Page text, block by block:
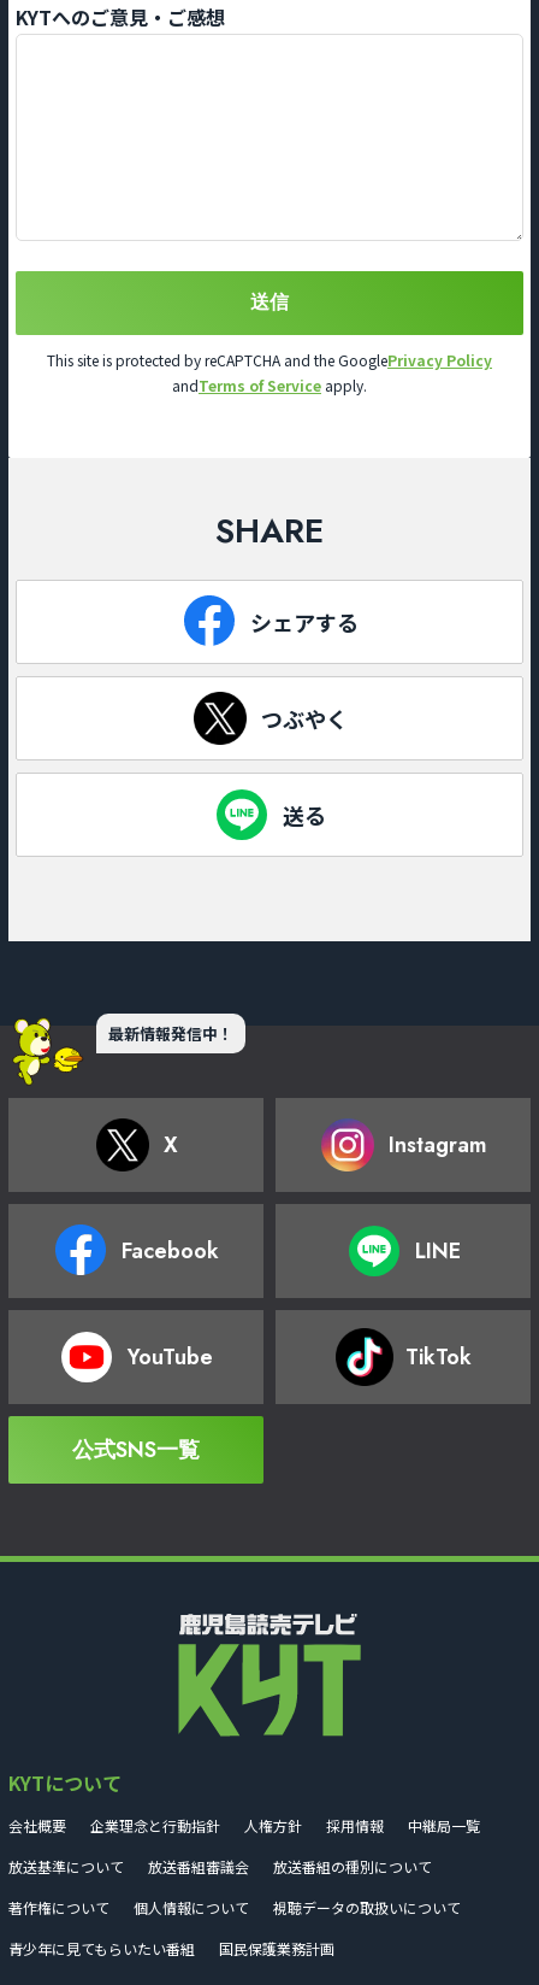
KYTへのご意見・ご感想
This site is protected by reCAPTCHA and the GooglePrivacy Policy
andTerms of Service apply.
SHARE
シェアする
つぶやく
送る
最新情報発信中！
X Instagram
Facebook LINE
YouTube TikTok
公式SNS一覧
KYTについて
会社概要 企業理念と行動指針 人権方針 採用情報
中継局一覧
放送基準について
放送番組審議会
放送番組の種別について
著作権について
個人情報について
視聴データの取扱いについて
青少年に見てもらいたい番組
国民保護業務計画